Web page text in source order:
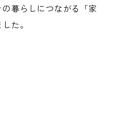
暮らしにつながる「家
た。